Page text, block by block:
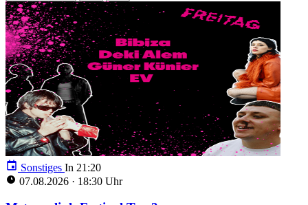
Sonstiges In 21:18
07.08.2026 · 18:30 Uhr